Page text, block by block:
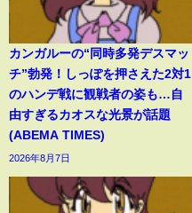
カンガルーの“同時多発デスマッ
チ”勃発！しっぽを押さえた2対1
のハンデ戦に観戦者の姿も…自
由すぎるカオスな光景が話題
(ABEMA TIMES)
2026年8月7日